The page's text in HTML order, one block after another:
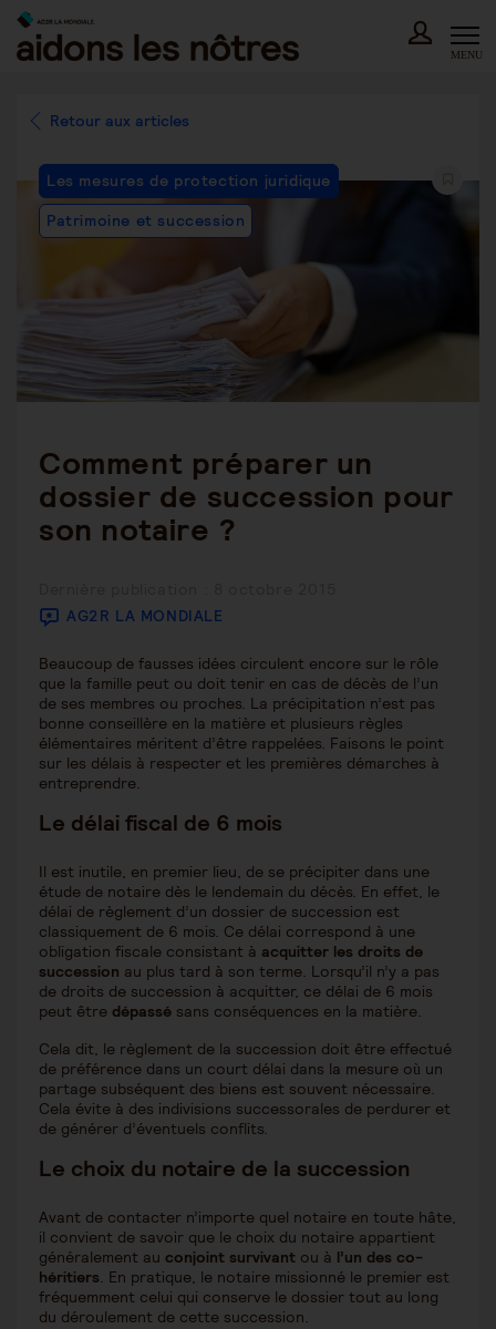
Skip
content
MENU
Retour aux articles
Comment préparer un
dossier de succession pour
son notaire ?
publiée :
AG2R LA MONDIALE
Les mesures de protection juridique
Patrimoine et succession
Beaucoup de fausses idées circulent encore sur le rôle
que la famille peut ou doit tenir en cas de décès de l’un
de ses membres ou proches. La précipitation n’est pas
bonne conseillère en la matière et plusieurs règles
élémentaires méritent d’être rappelées. Faisons le point
sur les délais à respecter et les premières démarches à
entreprendre.
Le délai fiscal de 6 mois
Il est inutile, en premier lieu, de se précipiter dans une
étude de notaire dès le lendemain du décès. En effet, le
délai de règlement d’un dossier de succession est
classiquement de 6 mois. Ce délai correspond à une
obligation fiscale consistant à acquitter les droits de
succession au plus tard à son terme. Lorsqu’il n’y a pas
de droits de succession à acquitter, ce délai de 6 mois
peut être dépassé sans conséquences en la matière.
Cela dit, le règlement de la succession doit être effectué
de préférence dans un court délai dans la mesure où un
partage subséquent des biens est souvent nécessaire.
Cela évite à des indivisions successorales de perdurer et
de générer d’éventuels conflits.
Le choix du notaire de la succession
Avant de contacter n’importe quel notaire en toute hâte,
il convient de savoir que le choix du notaire appartient
généralement au conjoint survivant ou à l’un des co-
héritiers. En pratique, le notaire missionné le premier est
fréquemment celui qui conserve le dossier tout au long
du déroulement de cette succession.